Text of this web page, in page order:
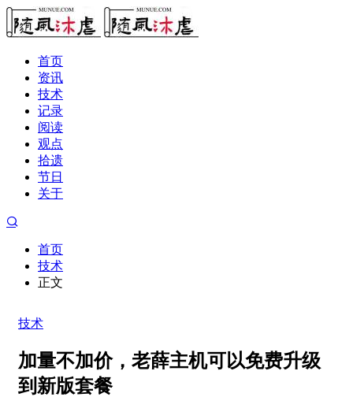
首页
资讯
技术
记录
阅读
观点
拾遗
节日
关于
首页
技术
正文
技术
加量不加价，老薛主机可以免费升级
到新版套餐